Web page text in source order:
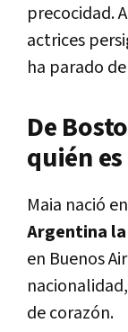
precocidad.
actrices
ha parado
De
quién
Maia nació
Argentina
en Buenos
de corazón.